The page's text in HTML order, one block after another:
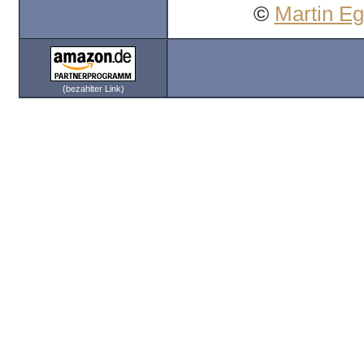
© Martin
(bezahlter Link)